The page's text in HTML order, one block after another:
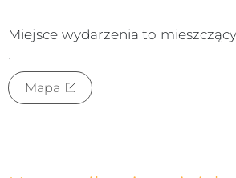
Miejsce wydarzenia to
.
Mapa